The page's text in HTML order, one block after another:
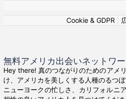
Cookie & GDPR
無料アメリカ出会いネットワ
Hey there! 真のつながりのためのアメ
け、アメリカを美しくする人種のるつぼ
ニューヨークの忙しさ、カリフォルニ